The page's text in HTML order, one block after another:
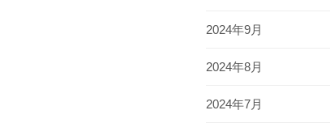
2024年9月
2024年8月
2024年7月